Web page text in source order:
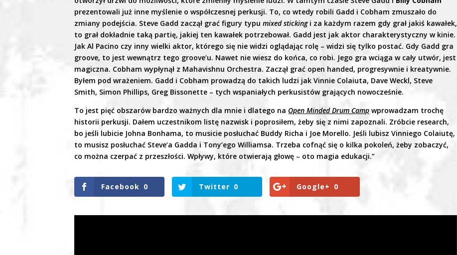
prezentowali już inne myślenie o współczesnej perkusji. To, co wtedy robili Gadd i Cobham zmuszało do
zmiany podejścia. Steve Gadd zaczął grać figury typumixed stickingi za każdym razem gdy grał jakiś kawałek,
to grał dokładnie taką partię, jakiej ten kawałek potrzebował. Gadd jest jak aktor charakterystyczny w kinie.
Jak Al Pacino czy inny wielki aktor, którego się nie widzi oglądając rolę – widzi się tylko postać. Gdy Gadd gra
groove, to jest wewnątrz tego groove’u. Nawet nie wiesz do końca, co robi. Jego gra wciąga w cały utwór, jest
magiczna. Cobham wypłynął z Mahavishnu Orchestra. Zaczął grać open handed, progresywnie i kreatywnie.
Byłem pod wrażeniem. Gadd i Cobham prowadzą do takich ludzi jak Vinnie Colaiuta, Dave Weckl, Steve
Smith, Simon Phillips, Greg Bissonette – tych wspaniałych perkusistów grających nowocześnie.
To jest pięć obszarów bardzo ważnych dla mnie i dlatego na Open Minded Drum Camp wprowadzam trochę
historii perkusji. Dałem uczestnikom listę nazwisk i poprosiłem, żeby się z nimi zapoznali. Zróbcie research,
bo jeśli lubicie Johna Bonhama, to musicie posłuchać Buddy Richa i Joe Morello. Jeśli lubisz Vinniego Colaiutę,
to musisz posłuchać Steve’a Gadda i Tony’ego Williamsa. Trzeba cofnąć się o kilka pokoleń, żeby zobaczyć,
co można czerpać z przeszłości. Wpływy, które otwierają głowę – oto magia edukacji.”
Facebook 0 Twitter 0 Google+ 0